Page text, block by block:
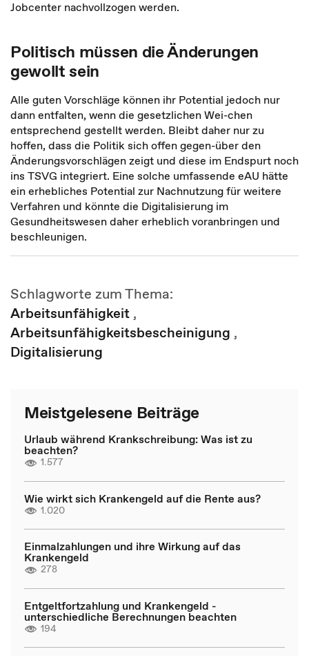
Jobcenter nachvollzogen werden.
Politisch müssen die Änderungen
gewollt sein
Alle guten Vorschläge können ihr Potential jedoch nur
dann entfalten, wenn die gesetzlichen Wei-chen
entsprechend gestellt werden. Bleibt daher nur zu
hoffen, dass die Politik sich offen gegen-über den
Änderungsvorschlägen zeigt und diese im Endspurt noch
ins TSVG integriert. Eine solche umfassende eAU hätte
ein erhebliches Potential zur Nachnutzung für weitere
Verfahren und könnte die Digitalisierung im
Gesundheitswesen daher erheblich voranbringen und
beschleunigen.
Schlagworte zum Thema:
Arbeitsunfähigkeit ,
Arbeitsunfähigkeitsbescheinigung ,
Digitalisierung
Meistgelesene Beiträge
Urlaub während Krankschreibung: Was ist zu
beachten?
1.577
Wie wirkt sich Krankengeld auf die Rente aus?
1.020
Einmalzahlungen und ihre Wirkung auf das
Krankengeld
278
Entgeltfortzahlung und Krankengeld -
unterschiedliche Berechnungen beachten
194